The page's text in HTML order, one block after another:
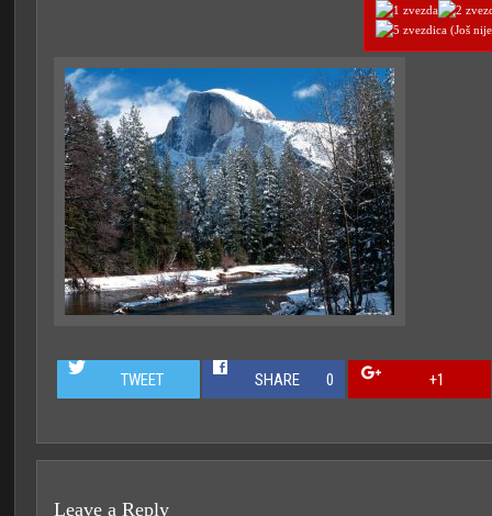
(Još
TWEET SHARE 0 +1
Leave a Reply